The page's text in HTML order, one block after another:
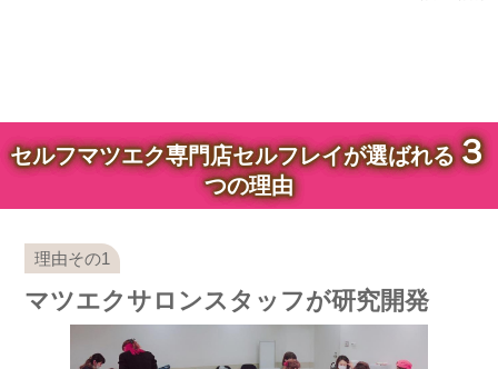
セルフマツエク専門店セルフレイが選ばれる３
つの理由
マツエクサロンスタッフが研究開発